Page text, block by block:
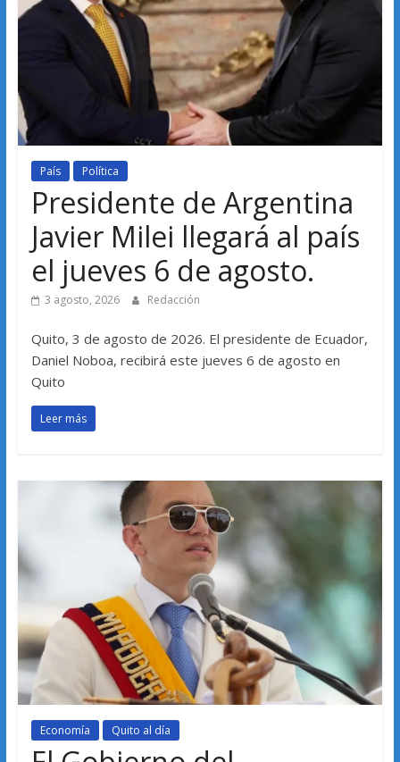
País Política
Presidente de Argentina
Javier Milei llegará al país
el jueves 6 de agosto.
3 agosto, 2026 Redacción
Quito, 3 de agosto de 2026. El presidente de Ecuador,
Daniel Noboa, recibirá este jueves 6 de agosto en
Quito
Leer más
Economía Quito al día